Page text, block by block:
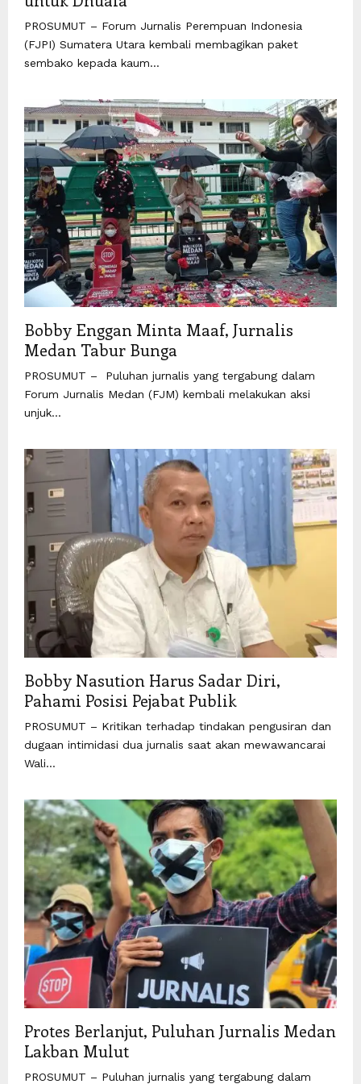
PROSUMUT – Forum Jurnalis Perempuan Indonesia
(FJPI) Sumatera Utara kembali membagikan paket
sembako kepada kaum...
Bobby Enggan Minta Maaf, Jurnalis
Medan Tabur Bunga
PROSUMUT – Puluhan jurnalis yang tergabung dalam
Forum Jurnalis Medan (FJM) kembali melakukan aksi
unjuk...
Bobby Nasution Harus Sadar Diri,
Pahami Posisi Pejabat Publik
PROSUMUT – Kritikan terhadap tindakan pengusiran dan
dugaan intimidasi dua jurnalis saat akan mewawancarai
Wali...
Protes Berlanjut, Puluhan Jurnalis Medan
Lakban Mulut
PROSUMUT – Puluhan jurnalis yang tergabung dalam